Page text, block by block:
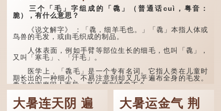
三个「毛」字组成的「毳」（普通话cuì，粤音：
脆），有什么意思？
《说文解字》 ：「毳，细羊毛也。」「毳」本指人体或
鸟兽的毛发，或由毛织成的制品。
人体表面，例如手臂等部位生长的细毛，也叫「毳」，
又叫「寒毛」、「汗毛」。
医学上，「毳毛」是一个专有名词。它指人类在儿童时
期长出的一种细小、不易注意到却又几乎遍布全身的毛发。
毳毛的密度因人而异，其长度则通常不会...
大暑连天阴 遍
大暑运金气 荆